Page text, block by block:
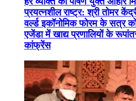
प्रयत्नशील राष्ट्र: श्री तोमर
वर्ल्ड इकॉनोमिक फोरम के सत्र
एजेंडा में खाद्य प्रणालियों के
कांफ्रेंस